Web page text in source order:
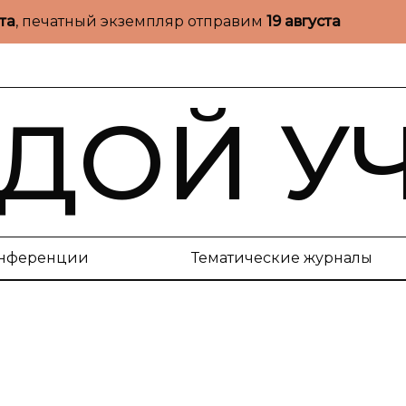
, печатный экземпляр отправим 19 августа
Тематические журналы